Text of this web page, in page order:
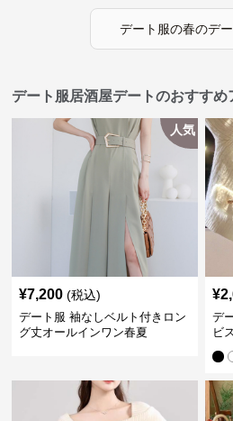
デート服の春のデ
デート服居酒屋デートのおすすめ
人気
¥7,200 (税込)
デート服 袖なしベルト付きロン
グ丈オールインワン春夏
¥
デ
ビ